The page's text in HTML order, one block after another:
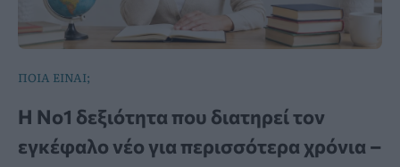
ΠΟΙΑ ΕΙΝΑΙ;
Η Νο1 δεξιότητα που διατηρεί τον
εγκέφαλο νέο για περισσότερα χρόνια –